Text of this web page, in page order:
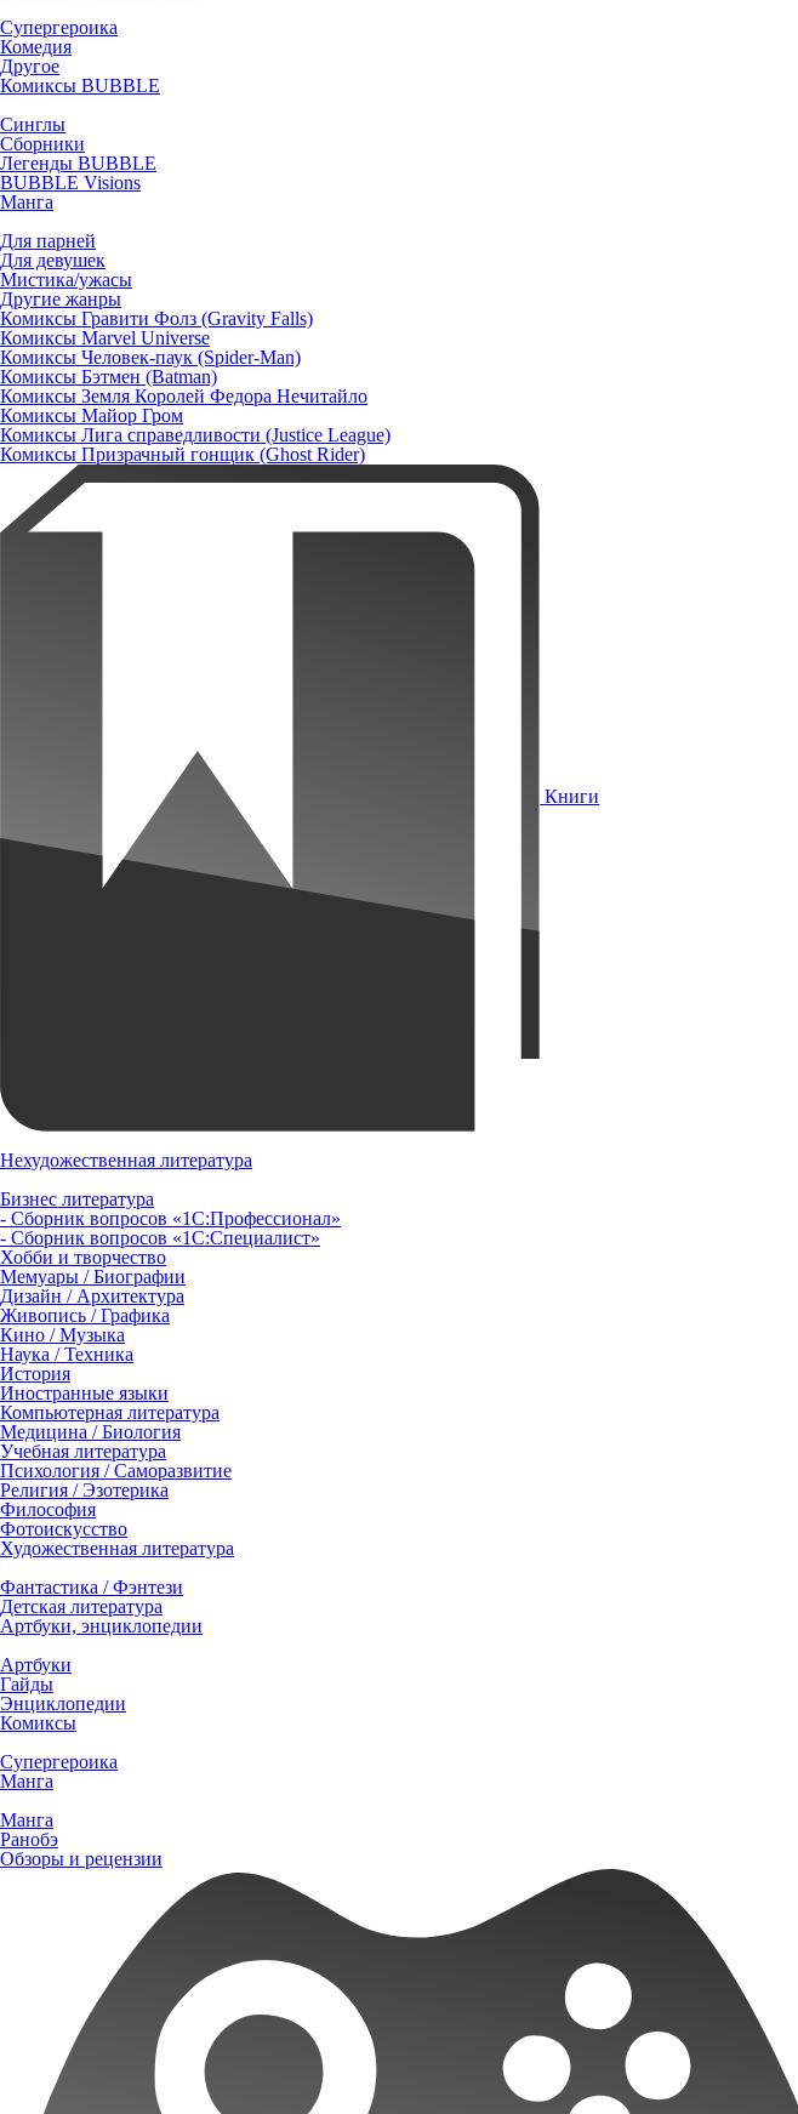
Супергероика
Комедия
Другое
Комиксы BUBBLE
Синглы
Сборники
Легенды BUBBLE
BUBBLE Visions
Манга
Для парней
Для девушек
Мистика/ужасы
Другие жанры
Комиксы Гравити Фолз (Gravity Falls)
Комиксы Marvel Universe
Комиксы Человек-паук (Spider-Man)
Комиксы Бэтмен (Batman)
Комиксы Земля Королей Федора Нечитайло
Комиксы Майор Гром
Комиксы Лига справедливости (Justice League)
Комиксы Призрачный гонщик (Ghost Rider)
Книги
Нехудожественная литература
Бизнес литература
- Сборник вопросов «1С:Профессионал»
- Сборник вопросов «1С:Специалист»
Хобби и творчество
Мемуары / Биографии
Дизайн / Архитектура
Живопись / Графика
Кино / Музыка
Наука / Техника
История
Иностранные языки
Компьютерная литература
Медицина / Биология
Учебная литература
Психология / Саморазвитие
Религия / Эзотерика
Философия
Фотоискусство
Художественная литература
Фантастика / Фэнтези
Детская литература
Артбуки, энциклопедии
Артбуки
Гайды
Энциклопедии
Комиксы
Супергероика
Манга
Манга
Ранобэ
Обзоры и рецензии